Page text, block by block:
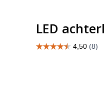
LED Guide
Stel je eigen LED-pakket
LED